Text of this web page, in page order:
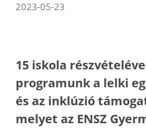
2023-05-23
15 iskola
programunk a lelki
és az inklúzió
melyet az ENSZ